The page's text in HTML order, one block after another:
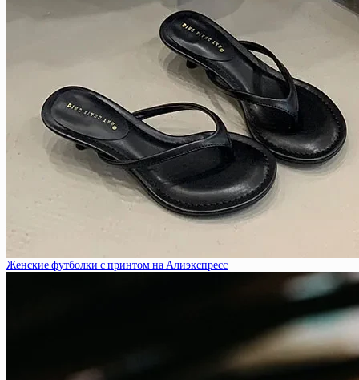
Женские футболки с принтом на Алиэкспресс